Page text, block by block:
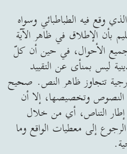
وقع فيه الطباطبائي وسواه
بأن الإطلاق في ظاهر الآية
الأحوال، في حين أن كلّ
ليس بمنأى عن التقييد
تتجاوز ظاهر النص. صحيح
النصوص وتخصيصها، إلا أن
التناص، أي من خلال
إلى معطيات الواقع وما